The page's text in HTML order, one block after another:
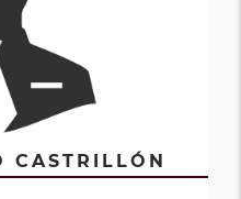
CASTRILLÓN